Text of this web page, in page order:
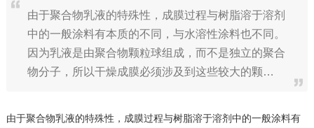
由于聚合物乳液的特殊性，成膜过程与树脂溶于溶剂
中的一般涂料有本质的不同，与水溶性涂料也不同。
因为乳液是由聚合物颗粒球组成，而不是独立的聚合
物分子，所以干燥成膜必须涉及到这些较大的颗…
由于聚合物乳液的特殊性，成膜过程与树脂溶于溶剂中的一般涂料有